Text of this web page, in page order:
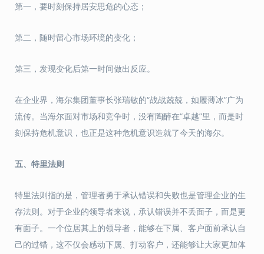
第一，要时刻保持居安思危的心态；
第二，随时留心市场环境的变化；
第三，发现变化后第一时间做出反应。
在企业界，海尔集团董事长张瑞敏的“战战兢兢，如履薄冰”广为
流传。当海尔面对市场和竞争时，没有陶醉在“卓越”里，而是时
刻保持危机意识，也正是这种危机意识造就了今天的海尔。
五、 特里法则
特里法则指的是，管理者勇于承认错误和失败也是管理企业的生
存法则。对于企业的领导者来说，承认错误并不丢面子，而是更
有面子。一个位居其上的领导者，能够在下属、客户面前承认自
己的过错，这不仅会感动下属、打动客户，还能够让大家更加体